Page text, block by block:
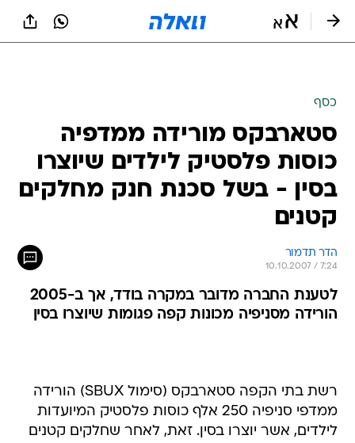
כסף
סטארבקס מורידה ממדפיה
כוסות פלסטיק לילדים שיוצרו
בסין - בשל סכנת חנק מחלקים
קטנים
הדר תדמור
10.10.2007 / 7:24
לטענת החברה מדובר במקרה בודד, אך ב-2005
הורידה מסניפיה מכונות קפה פגומות שיוצרו בסין
רשת בתי הקפה סטארבקס (סימול SBUX) הורידה
ממדפי סניפיה 250 אלף כוסות פלסטיק המיועדות
לילדים, אשר יוצרו בסין. זאת, לאחר שחלקים קטנים